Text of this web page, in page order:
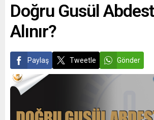
Doğru Gusül
Alınır?
Paylaş Tweetle Gönder